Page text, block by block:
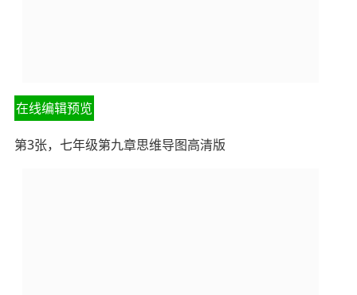
在线编辑预览
第3张，七年级第九章思维导图高清版